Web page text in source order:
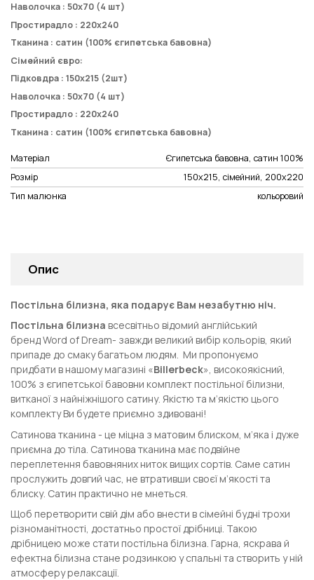
Наволочка : 50х70 (4 шт)
Простирадло : 220х240
Тканина : сатин (100% єгипетська бавовна)
Сімейний євро:
Підковдра : 150х215 (2шт)
Наволочка : 50х70 (4 шт)
Простирадло : 220х240
Тканина : сатин (100% єгипетська бавовна)
Матеріал
Єгипетська бавовна, сатин 100%
Розмір
150x215, сімейний, 200х220
Тип малюнка
кольоровий
Опис
Постільна білизна, яка подарує Вам незабутню ніч.
Постільна білизна всесвітньо відомий англійський
брендWord of Dream- завжди великий вибір кольорів, який
припаде до смаку багатьом людям. Ми пропонуємо
придбати в нашому магазині «Billerbeck», високоякісний,
100% з єгипетської бавовни комплект постільної білизни,
витканої з найніжнішого сатину. Якістю та м’якістю цього
комплекту Ви будете приємно здивовані!
Сатинова тканина - це міцна з матовим блиском, м’яка і дуже
приємна до тіла. Сатинова тканина має подвійне
переплетення бавовняних ниток вищих сортів. Саме сатин
прослужить довгий час, не втративши своєї м’якості та
блиску. Сатин практично не мнеться.
Щоб перетворити свій дім або внести в сімейні будні трохи
різноманітності, достатньо простої дрібниці. Такою
дрібницею може стати постільна білизна. Гарна, яскрава й
ефектна білизна стане родзинкою у спальні та створить у ній
атмосферу релаксації.